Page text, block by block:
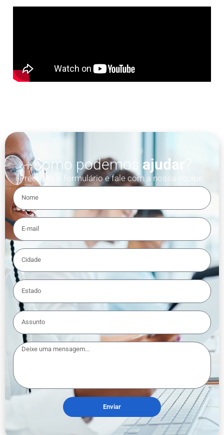
Como podemos ajudar
Preencha o formulário e fale com a nossa equipe.
Enviar